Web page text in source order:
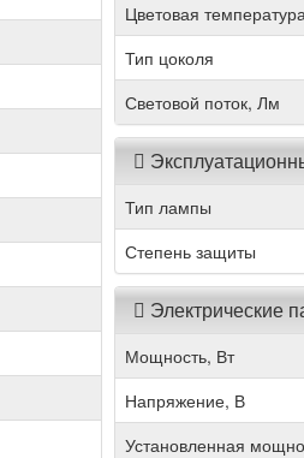
Цветовая
Тип цоколя
Световой поток, Лм
Тип лампы
Степень защиты
Электрические
Мощность, Вт
Напряжение, В
Установленная